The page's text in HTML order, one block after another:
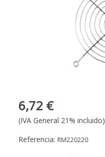
6,72 €
(IVA General 21% incluido)
Referencia: RM220220